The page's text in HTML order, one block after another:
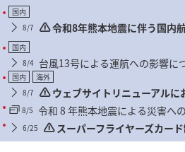
国内
8/7
令和8年熊本地震に伴う国内
について
国内
8/4 台風13号による運航への影響に
国内
海外
8/7
ウェブサイトリニューアルに
ついて
8/5 令和 8 年熊本地震による災害へ
て 6/25
スーパーフライヤーズカー
直しに関するご案内